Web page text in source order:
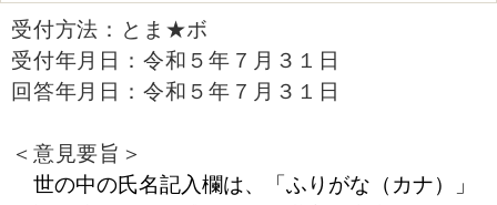
受付方法：とま★ボ
受付年月日：令和５年７月３１日
回答年月日：令和５年７月３１日
＜意見要旨＞
世の中の氏名記入欄は、「ふりがな（カナ）」